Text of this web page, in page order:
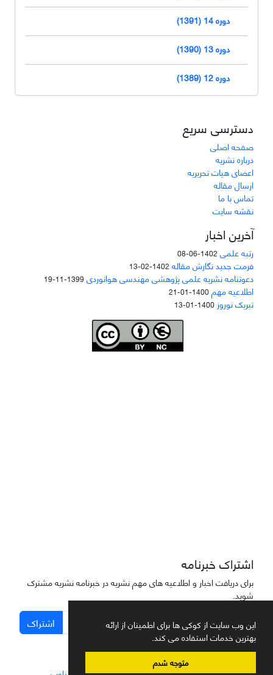
این وب سایت از کوکی ها برای اطمینان از ارائه
بهترین خدمات استفاده می کند.
متوجه شدم
دوره 14 (1391)
دوره 13 (1390)
دوره 12 (1389)
دسترسی سریع
صفحه اصلی
درباره نشریه
اعضای هیات تحریریه
ارسال مقاله
تماس با ما
نقشه سایت
آخرین اخبار
رتبه علمی 1402-06-08
فرمت جدید نگارش مقاله 1402-02-13
دعوتنامه نشریه علمی پژوهشی مهندسی هوانوردی1399-11-19
اطلاعیه مهم1400-01-21
تبریک نوروز 1400-01-13
اشتراک خبرنامه
برای دریافت اخبار و اطلاعیه های مهم نشریه در خبرنامه نشریه مشترک
شوید.
اشتراک